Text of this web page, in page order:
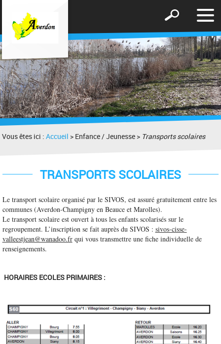
le
Afficher
formulaire
de
recherche
Vous êtes ici :Accueil > Enfance / Jeunesse > Transports scolaires
TRANSPORTS SCOLAIRES
Le transport scolaire organisé par le SIVOS, est assuré gratuitement entre les
communes (Averdon-Champigny en Beauce et Marolles).
Le transport scolaire est ouvert à tous les enfants scolarisés sur le
regroupement. L’inscription se fait auprès du SIVOS : sivos-cisse-
valleestjean@wanadoo.frqui vous transmettre une fiche individuelle de
renseignements.
HORAIRES ECOLES PRIMAIRES :